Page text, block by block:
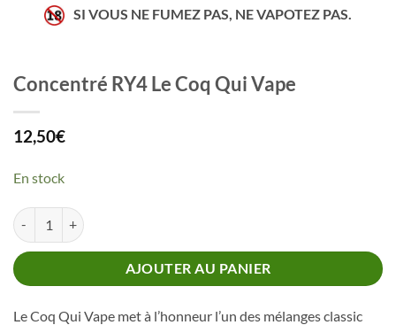
SI VOUS NE FUMEZ PAS, NE VAPOTEZ PAS.
Concentré RY4 Le Coq Qui Vape
12,50€
En stock
quantité de Concentré RY4 Le Coq Qui Vape
AJOUTER AU PANIER
Le Coq Qui Vape met à l’honneur l’un des mélanges classic